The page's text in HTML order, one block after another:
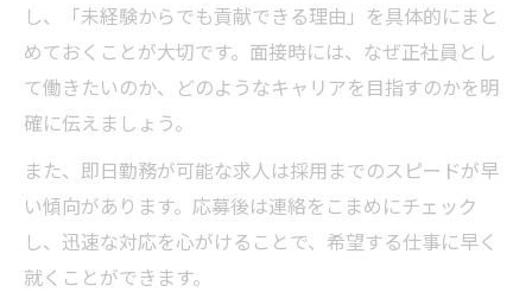
し、「未経験からでも貢献できる理由」を具体的にまと
めておくことが大切です。面接時には、なぜ正社員とし
て働きたいのか、どのようなキャリアを目指すのかを明
確に伝えましょう。
また、即日勤務が可能な求人は採用までのスピードが早
い傾向があります。応募後は連絡をこまめにチェック
し、迅速な対応を心がけることで、希望する仕事に早く
就くことができます。